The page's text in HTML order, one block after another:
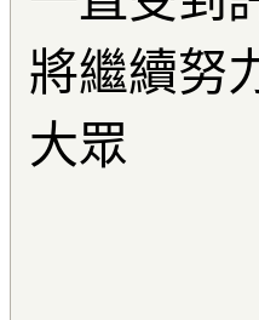
將繼續努
大眾